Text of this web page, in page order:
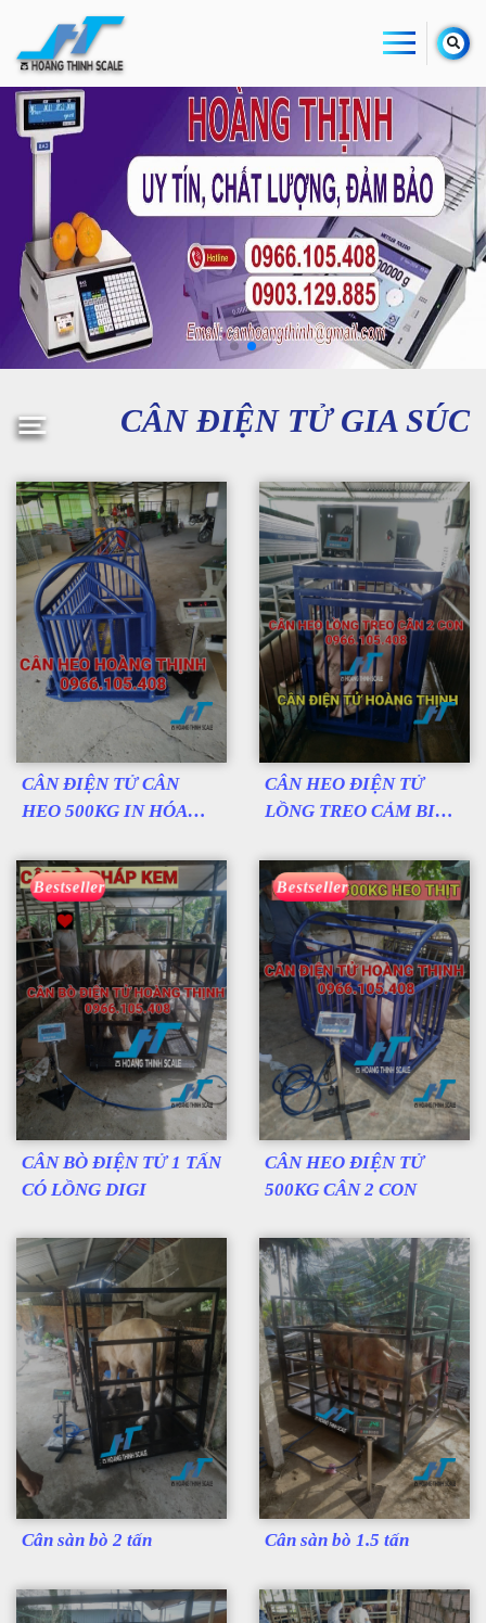
CÂN ĐIỆN TỬ GIA SÚC
CÂN ĐIỆN TỬ CÂN
HEO 500KG IN HÓA
CÂN HEO ĐIỆN TỬ
LỒNG TREO CẢM BIẾN
Bestseller
CÂN BÒ ĐIỆN TỬ 1 TẤN
CÓ LỒNG DIGI
Bestseller
CÂN HEO ĐIỆN TỬ
500KG CÂN 2 CON
Cân sàn bò 2 tấn Cân sàn bò 1.5 tấn